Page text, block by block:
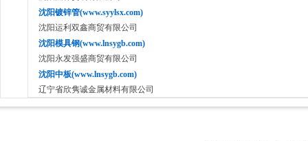
沈阳镀锌管(www.syylsx.com)
沈阳运利双鑫商贸有限公司
沈阳模具钢(www.lnsygb.com)
沈阳永发强盛商贸有限公司
沈阳中板(www.lnsygb.com)
辽宁省欣隽诚金属材料有限公司